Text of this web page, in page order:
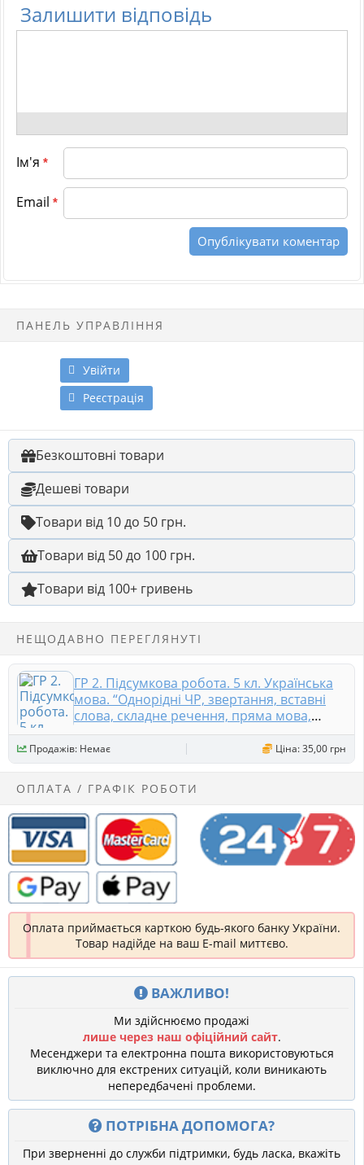
Залишити відповідь
Ім'я *
Email *
ПАНЕЛЬ УПРАВЛІННЯ
Увійти
Реєстрація
Безкоштовні товари
Дешеві товари
Товари від 10 до 50 грн.
Товари від 50 до 100 грн.
Товари від 100+ гривень
НЕЩОДАВНО ПЕРЕГЛЯНУТІ
ГР 2. Підсумкова робота. 5 кл. Українська
мова. “Однорідні ЧР, звертання, вставні
слова, складне речення, пряма мова,
діалог” 2 варіанти
Продажів: Немає Ціна: 35,00 грн
ОПЛАТА / ГРАФІК РОБОТИ
Оплата приймається карткою будь-якого банку України.
Товар надійде на ваш E-mail миттєво.
ВАЖЛИВО!
Ми здійснюємо продажі
лише через наш офіційний сайт.
Месенджери та електронна пошта використовуються
виключно для екстрених ситуацій, коли виникають
непередбачені проблеми.
ПОТРІБНА ДОПОМОГА?
При зверненні до служби підтримки, будь ласка, вкажіть